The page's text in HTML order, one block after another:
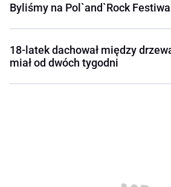
Byliśmy na Pol`and`Rock Festiwal
18-latek dachował między
miał od dwóch tygodni